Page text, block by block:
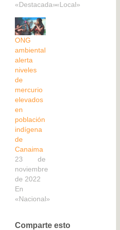
«Destacada»«Local»
ONG
ambiental
alerta
niveles
de
mercurio
elevados
en
población
indígena
de
Canaima
23 de
noviembre
de 2022
En
«Nacional»
Comparte esto